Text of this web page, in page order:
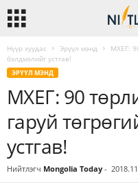
Нүүр хуудас Эрүүл мэнд
МХЕГ:
бэлдмэлийг устгав!
ЭРҮҮЛ МЭНД
МХЕГ: 90
гаруй
устгав!
Нийтлэгч Mongolia Today -